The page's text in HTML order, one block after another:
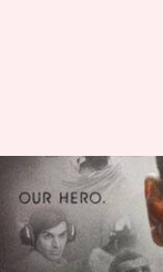
जासूसी के
पाँच
देखनी